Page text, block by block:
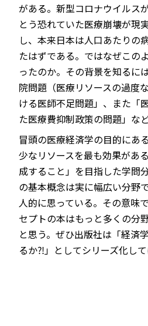
がある。新型コロナウイルス
とう恐れていた医療崩壊が現
し、本来日本は人口あたりの
たはずである。ではなぜこの
ったのか。その背景を知るに
院問題（医療リソースの過度
ける医師不足問題」、また「
た医療費抑制政策の問題」な
冒頭の医療経済学の目的にあ
少なリソースを最も効果があ
成すること」を目指した学問
の基本概念は実に幅広い分野
人的に思っている。その意味
セプトの本はもっと多くの分
と思う。ぜひ出版社は「経
るか⁈」としてシリーズ化して